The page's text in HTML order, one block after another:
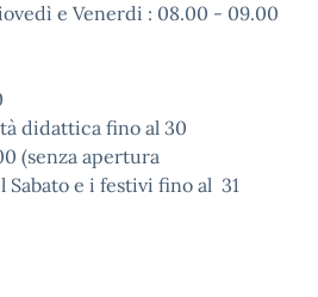
e Venerdi : 08.00 - 09.00
didattica fino al 30
(senza apertura
e i festivi fino al 31